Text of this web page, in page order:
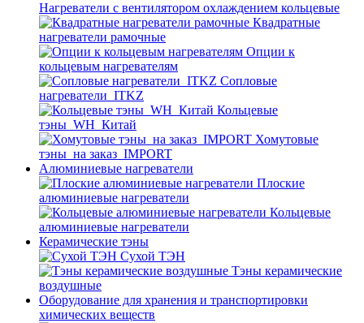
Нагреватели с вентилятором охлаждением кольцевые
Квадратные
нагреватели рамочные
Опции к
кольцевым нагревателям
Cопловые
нагреватели_ITKZ
Кольцевые
тэны_WH_Китай
Хомутовые
тэны_на заказ_IMPORT
Алюминиевые нагреватели
Плоские
алюминиевые нагреватели
Кольцевые
алюминиевые нагреватели
Керамические тэны
Сухой ТЭН
Тэны керамические
воздушные
Оборудование для хранения и транспортировки
химических веществ